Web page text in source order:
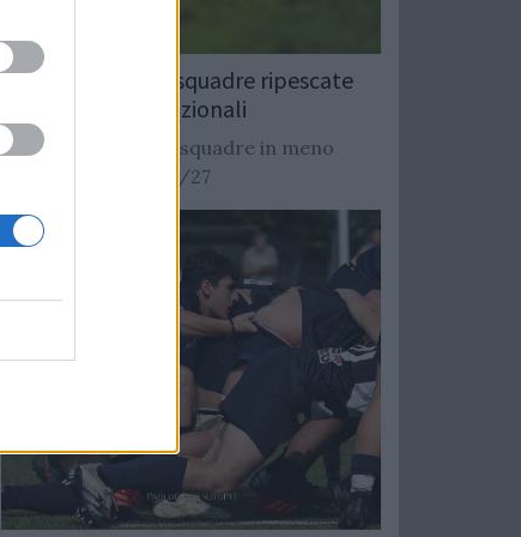
Rugby: Record di squadre ripescate
nei campionati nazionali
Si stimano oltre 20 squadre in meno
dalla stagione 2026/27